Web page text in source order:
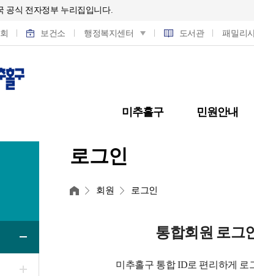
공식 전자정부 누리집입니다.
보건소 행정복지센터 도서관 패밀리
미추홀구 민원안내
로그인
홈 회원 로그인
통합회원 로그
미추홀구 통합 ID로 편리하게 로